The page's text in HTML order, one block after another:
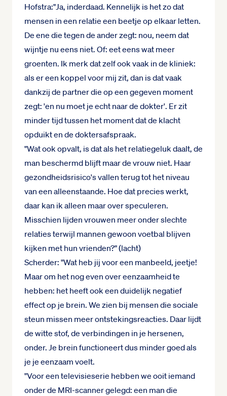
Hofstra:"Ja, inderdaad. Kennelijk is het zo dat
mensen in een relatie een beetje op elkaar letten.
De ene die tegen de ander zegt: nou, neem dat
wijntje nu eens niet. Of: eet eens wat meer
groenten. Ik merk dat zelf ook vaak in de kliniek:
als er een koppel voor mij zit, dan is dat vaak
dankzij de partner die op een gegeven moment
zegt: 'en nu moet je echt naar de dokter'. Er zit
minder tijd tussen het moment dat de klacht
opduikt en de doktersafspraak.
"Wat ook opvalt, is dat als het relatiegeluk daalt, de
man beschermd blijft maar de vrouw niet. Haar
gezondheidsrisico's vallen terug tot het niveau
van een alleenstaande. Hoe dat precies werkt,
daar kan ik alleen maar over speculeren.
Misschien lijden vrouwen meer onder slechte
relaties terwijl mannen gewoon voetbal blijven
kijken met hun vrienden?" (lacht)
Scherder: "Wat heb jij voor een manbeeld, jeetje!
Maar om het nog even over eenzaamheid te
hebben: het heeft ook een duidelijk negatief
effect op je brein. We zien bij mensen die sociale
steun missen meer ontstekingsreacties. Daar lijdt
de witte stof, de verbindingen in je hersenen,
onder. Je brein functioneert dus minder goed als
je je eenzaam voelt.
"Voor een televisieserie hebben we ooit iemand
onder de MRI-scanner gelegd: een man die